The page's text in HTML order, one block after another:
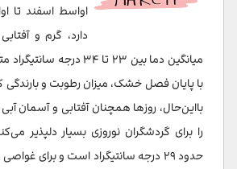
اواسط اسفند تا
دارد، گرم و
میانگین دما بین ۲۳ تا ۳۴
با پایان فصل خشک، میزان رطوبت و بارندگی
بااین‌حال، روزها همچنان آفتابی و آسمان
را برای گردشگران نوروزی بسیار دلپذیر
حدود ۲۹ درجه سانتیگراد است و برای